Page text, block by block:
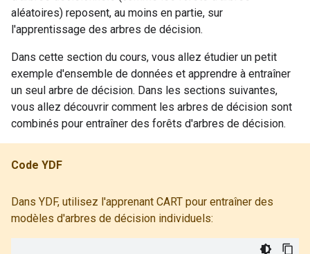
aléatoires) reposent, au moins en partie, sur
l'apprentissage des arbres de décision.
Dans cette section du cours, vous allez étudier un petit
exemple d'ensemble de données et apprendre à entraîner
un seul arbre de décision. Dans les sections suivantes,
vous allez découvrir comment les arbres de décision sont
combinés pour entraîner des forêts d'arbres de décision.
Code YDF
Dans YDF, utilisez l'apprenant CART pour entraîner des
modèles d'arbres de décision individuels: